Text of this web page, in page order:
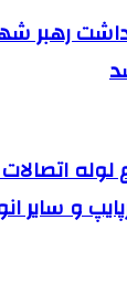
رهبر
و سایر